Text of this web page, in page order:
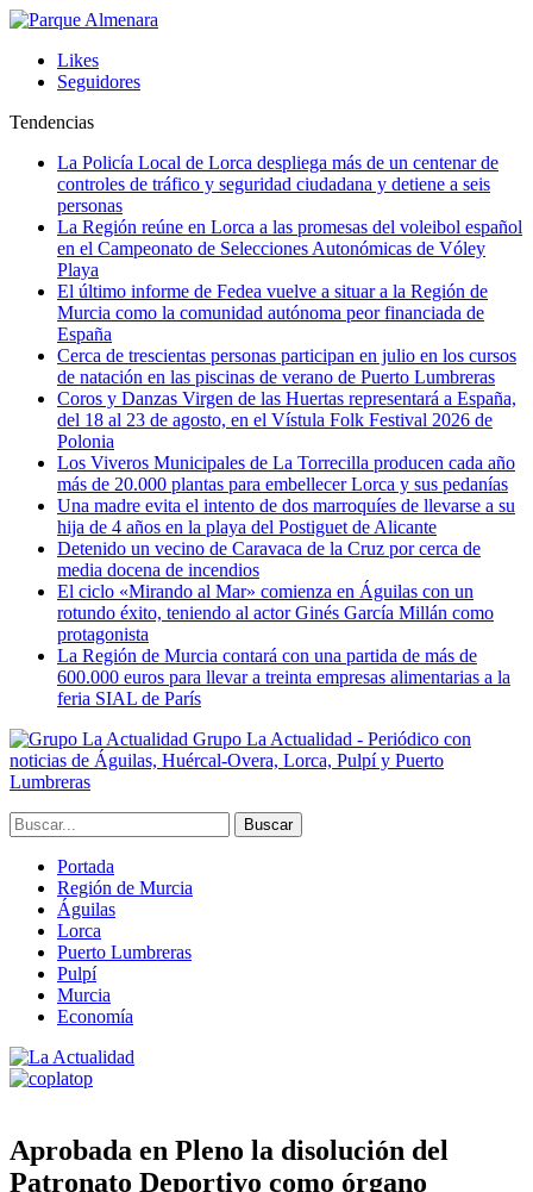
Likes
Seguidores
Tendencias
La Policía Local de Lorca despliega más de un centenar de
controles de tráfico y seguridad ciudadana y detiene a seis
personas
La Región reúne en Lorca a las promesas del voleibol español
en el Campeonato de Selecciones Autonómicas de Vóley
Playa
El último informe de Fedea vuelve a situar a la Región de
Murcia como la comunidad autónoma peor financiada de
España
Cerca de trescientas personas participan en julio en los cursos
de natación en las piscinas de verano de Puerto Lumbreras
Coros y Danzas Virgen de las Huertas representará a España,
del 18 al 23 de agosto, en el Vístula Folk Festival 2026 de
Polonia
Los Viveros Municipales de La Torrecilla producen cada año
más de 20.000 plantas para embellecer Lorca y sus pedanías
Una madre evita el intento de dos marroquíes de llevarse a su
hija de 4 años en la playa del Postiguet de Alicante
Detenido un vecino de Caravaca de la Cruz por cerca de
media docena de incendios
El ciclo «Mirando al Mar» comienza en Águilas con un
rotundo éxito, teniendo al actor Ginés García Millán como
protagonista
La Región de Murcia contará con una partida de más de
600.000 euros para llevar a treinta empresas alimentarias a la
feria SIAL de París
Grupo La Actualidad - Periódico con
noticias de Águilas, Huércal-Overa, Lorca, Pulpí y Puerto
Lumbreras
Portada
Región de Murcia
Águilas
Lorca
Puerto Lumbreras
Pulpí
Murcia
Economía
Aprobada en Pleno la disolución del
Patronato Deportivo como órgano